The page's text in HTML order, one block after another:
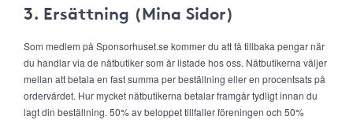
3. Ersättning (Mina Sidor)
Som medlem på Sponsorhuset.se kommer du att få tillbaka pengar när
du handlar via de nätbutiker som är listade hos oss. Nätbutikerna väljer
mellan att betala en fast summa per beställning eller en procentsats på
ordervärdet. Hur mycket nätbutikerna betalar framgår tydligt innan du
lagt din beställning. 50% av beloppet tillfaller föreningen och 50%